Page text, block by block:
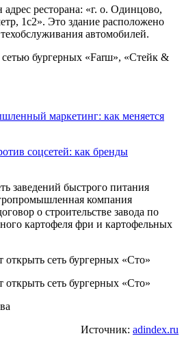
ресторана: «г. о. Одинцово,
1с2». Это здание расположено
автомобилей.
бургерных «Farш», «Стейк &
маркетинг: как меняется
соцсетей: как бренды
заведений быстрого питания
компания
о строительстве завода по
картофеля фри и картофельных
Источник: adindex.ru